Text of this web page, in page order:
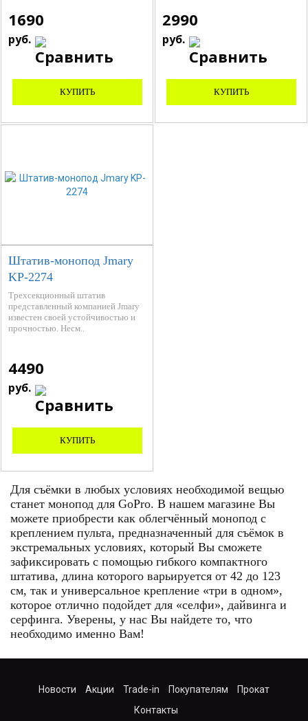
1690
руб.
КУПИТЬ
2990
руб.
КУПИТЬ
Штатив-монопод Jmary
KP-2274
Трехсекционный штатив
представленный компанией Jmary
известен своей устойчивостью и
прочностью. Несм..
4490
руб.
КУПИТЬ
Для съёмки в любых условиях необходимой вещью
станет монопод для GoPro. В нашем магазине Вы
можете приобрести как облегчённый монопод с
креплением пульта, предназначенный для съёмок в
экстремальных условиях, который Вы сможете
зафиксировать с помощью гибкого компактного
штатива, длина которого варьируется от 42 до 123
см, так и универсальное крепление «три в одном»,
которое отлично подойдет для «селфи», дайвинга и
серфинга. Уверены, у нас Вы найдете то, что
необходимо именно Вам!
Новости Акции Trade-in Покупателям
Прокат
Контакты